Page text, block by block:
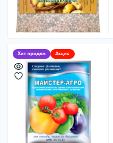
Хит продаж Акция